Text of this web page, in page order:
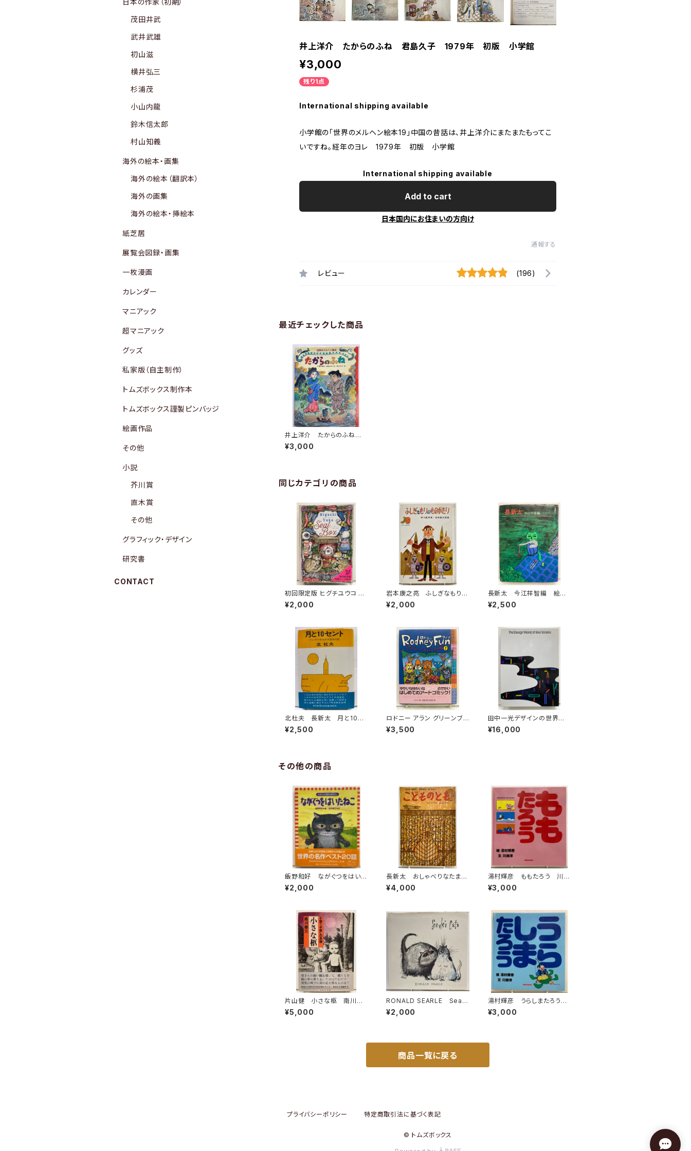
井上洋介 たからのふね 君島久子 1979年 初版 小学館
¥3,000
残り1点
International shipping available
小学館の「世界のメルヘン絵本19」中国の昔話は、井上洋介にまたまたもってこ
いですね。経年のヨレ 1979年 初版 小学館
International shipping available
Add to cart
日本国内にお住まいの方向け
通報する
レビュー (196)
最近チェックした商品
井上洋介 たからのふね
君島久子 1979年 初版
小学館
¥3,000
同じカテゴリの商品
初回限定版 ヒグチユウコ シ
ール・ボックス サイン入
り 2018年 初版 グラフ
¥2,000
岩本康之亮 ふしぎなもりの
ものがたり 前川康男 創
作どうわ絵本８ 1966年
¥2,000
長新太 今江祥智編 絵本
作家文庫 1977年 すばる
書房文庫
¥2,500
北杜夫 長新太 月と10セ
ント 1971年 初版 帯
朝日新聞社
¥2,500
ロドニー アラン グリーンブラ
ッド Rodney Fun ５冊セ
ット 2000年 リトルモア
¥3,500
田中一光デザインの世界 1
987年 函 初版 講談社
¥16,000
その他の商品
飯野和好 ながぐつをはいた
ねこ 末吉暁子 えほん 世
界のおはなし18 2000
¥2,000
長新太 おしゃべりなたまご
やき 寺村輝夫 こどものと
も「母の友」絵本35 1959
¥4,000
湯村輝彦 ももたろう 川崎
洋 1987年 初版 ミキハ
ウス
¥3,000
片山健 小さな柩 南川泰
三 帯 ブロンズ社
¥5,000
RONALD SEARLE Seal
e’s Cats 1967年初版の1
973年４刷 DENNIS DOB
¥2,000
湯村輝彦 うらしまたろう
川崎洋 1989年 初版 ミ
キハウス
¥3,000
商品一覧に戻る
日本の作家（初期）
茂田井武
武井武雄
初山滋
横井弘三
杉浦茂
小山内龍
鈴木信太郎
村山知義
海外の絵本・画集
海外の絵本（翻訳本）
海外の画集
海外の絵本・挿絵本
紙芝居
展覧会図録・画集
一枚漫画
カレンダー
マニアック
超マニアック
グッズ
私家版（自主制作）
トムズボックス制作本
トムズボックス謹製ピンバッジ
絵画作品
その他
小説
芥川賞
直木賞
その他
グラフィック・デザイン
研究書
CONTACT
プライバシーポリシー 特定商取引法に基づく表記
© トムズボックス